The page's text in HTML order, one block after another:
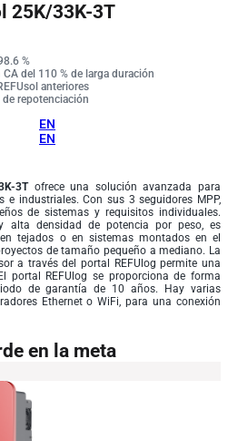
25K/33K-3T
%
del 110 % de larga duración
anteriores
repotenciación
EN
EN
3Tofrece una solución avanzada para
e industriales. Con sus 3 seguidores MPP,
de sistemas y requisitos individuales.
alta densidad de potencia por peso, es
tejados o en sistemas montados en el
de tamaño pequeño a mediano. La
a través del portal REFUlog permite una
portal REFUlog se proporciona de forma
de garantía de 10 años. Hay varias
Ethernet o WiFi, para una conexión
en la meta